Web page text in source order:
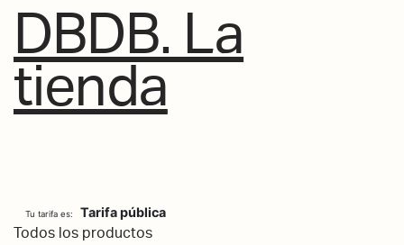
DBDB. La
tienda
Tu tarifa es: Tarifa pública
Todos los productos